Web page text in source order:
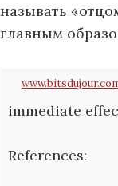
называть
главным
immediate
References: